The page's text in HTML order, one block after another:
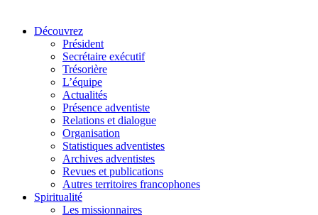
Découvrez
Président
Secrétaire exécutif
Trésorière
L’équipe
Actualités
Présence adventiste
Relations et dialogue
Organisation
Statistiques adventistes
Archives adventistes
Revues et publications
Autres territoires francophones
Spiritualité
Les missionnaires